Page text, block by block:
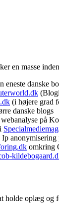
en masse
eneste danske
(i højere grad
danske blogs
på
anonymisering
omkring
holde oplæg